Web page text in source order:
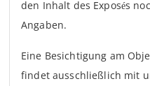
den Inhalt des Exposés
Angaben.
Eine Besichtigung am
findet ausschließlich mit